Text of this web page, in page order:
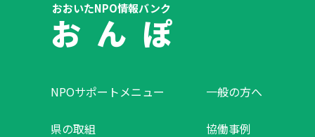
おおいたNPO情報バンク
お ん ぽ
NPOサポートメニュー 一般の方へ
県の取組 協働事例